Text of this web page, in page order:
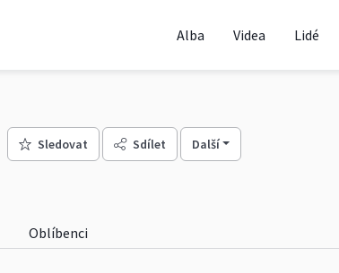
Alba Videa Lidé
Sledovat Sdílet
Další
Oblíbenci